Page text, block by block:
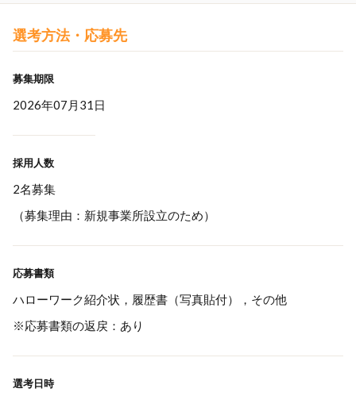
選考方法・応募先
募集期限
2026年07月31日
採用人数
2名募集
（募集理由：新規事業所設立のため）
応募書類
ハローワーク紹介状，履歴書（写真貼付），その他
※応募書類の返戻：あり
選考日時